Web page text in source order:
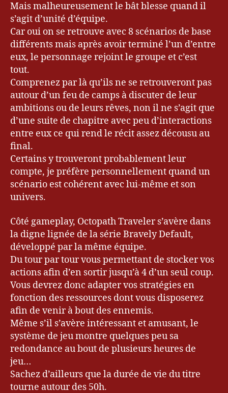
Mais malheureusement le bât blesse quand il
s’agit d’unité d’équipe.
Car oui on se retrouve avec 8 scénarios de base
différents mais après avoir terminé l’un d’entre
eux, le personnage rejoint le groupe et c’est
tout.
Comprenez par là qu’ils ne se retrouveront pas
autour d’un feu de camps à discuter de leur
ambitions ou de leurs rêves, non il ne s’agit que
d’une suite de chapitre avec peu d’interactions
entre eux ce qui rend le récit assez décousu au
final.
Certains y trouveront probablement leur
compte, je préfère personnellement quand un
scénario est cohérent avec lui-même et son
univers.
Côté gameplay, Octopath Traveler s’avère dans
la digne lignée de la série Bravely Default,
développé par la même équipe.
Du tour par tour vous permettant de stocker vos
actions afin d’en sortir jusqu’à 4 d’un seul coup.
Vous devrez donc adapter vos stratégies en
fonction des ressources dont vous disposerez
afin de venir à bout des ennemis.
Même s’il s’avère intéressant et amusant, le
système de jeu montre quelques peu sa
redondance au bout de plusieurs heures de
jeu…
Sachez d’ailleurs que la durée de vie du titre
tourne autour des 50h.